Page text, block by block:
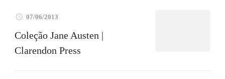
07/06/2013
Coleção Jane Austen |
Clarendon Press